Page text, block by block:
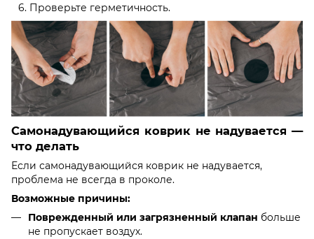
Проверьте герметичность.
Самонадувающийся коврик не надувается —
что делать
Если самонадувающийся коврик не надувается,
проблема не всегда в проколе.
Возможные причины:
Поврежденный или загрязненный клапан больше
не пропускает воздух.